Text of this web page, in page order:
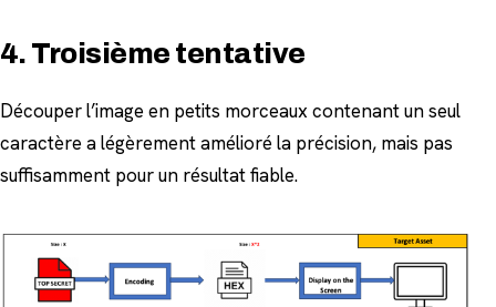
4. Troisième tentative
Découper l’image en petits morceaux contenant un seul
caractère a légèrement amélioré la précision, mais pas
suffisamment pour un résultat fiable.